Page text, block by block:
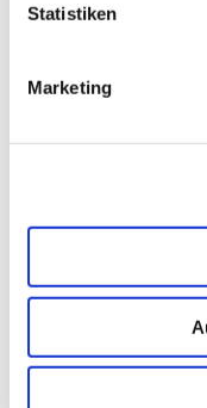
Statistiken
Marketing
← Vorherige:
Its Limits